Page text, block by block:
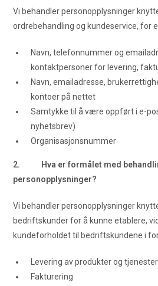
Vi behandler personopplysninger
ordrebehandling og kundeservice, for
Navn, telefonnummer og
kontaktpersoner for levering,
Navn, emailadresse,
kontoer på nettet
Samtykke til å være oppført i e-
nyhetsbrev)
Organisasjonsnummer
2. Hva er formålet med
personopplysninger?
Vi behandler personopplysninger
bedriftskunder for å kunne etablere,
kundeforholdet til bedriftskundene i
Levering av produkter og tjenester
Fakturering